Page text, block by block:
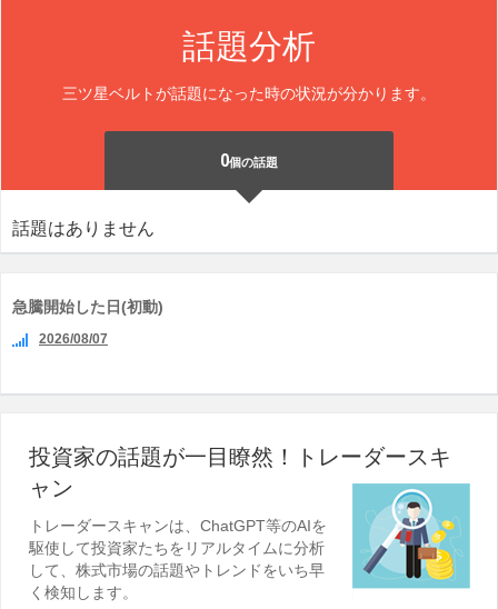
話題分析
三ツ星ベルトが話題になった時の状況が分かります。
0個の話題
話題はありません
急騰開始した日(初動)
2026/08/07
投資家の話題が一目瞭然！トレーダースキ
ャン
トレーダースキャンは、ChatGPT等のAIを
駆使して投資家たちをリアルタイムに分析
して、株式市場の話題やトレンドをいち早
く検知します。